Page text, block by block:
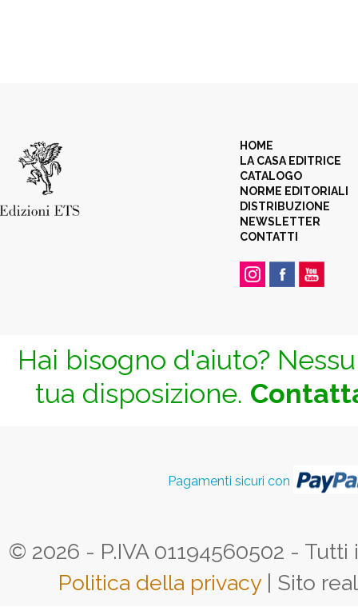
HOME
LA CASA EDITRICE
CATALOGO
NORME EDITORIALI
DISTRIBUZIONE
NEWSLETTER
CONTATTI
Hai bisogno d'aiuto?
tua disposizione.
Pagamenti sicuri con
© 2026 - P.IVA 01194560502 -
Politica della privacy | Sito